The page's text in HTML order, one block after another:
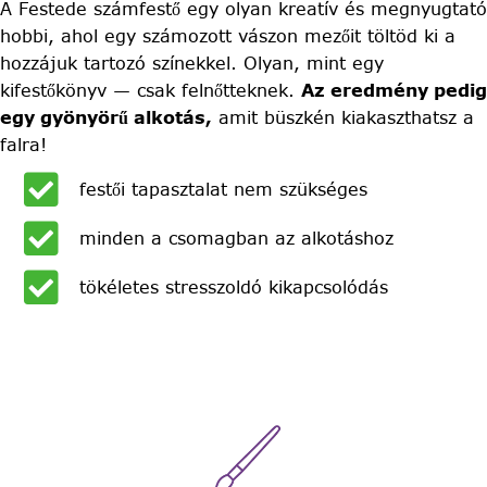
A Festede számfestő egy olyan kreatív és megnyugtató
hobbi, ahol egy számozott vászon mezőit töltöd ki a
hozzájuk tartozó színekkel. Olyan, mint egy
kifestőkönyv — csak felnőtteknek. Az eredmény pedig
egy gyönyörű alkotás, amit büszkén kiakaszthatsz a
falra!
festői tapasztalat nem szükséges
minden a csomagban az alkotáshoz
tökéletes stresszoldó kikapcsolódás